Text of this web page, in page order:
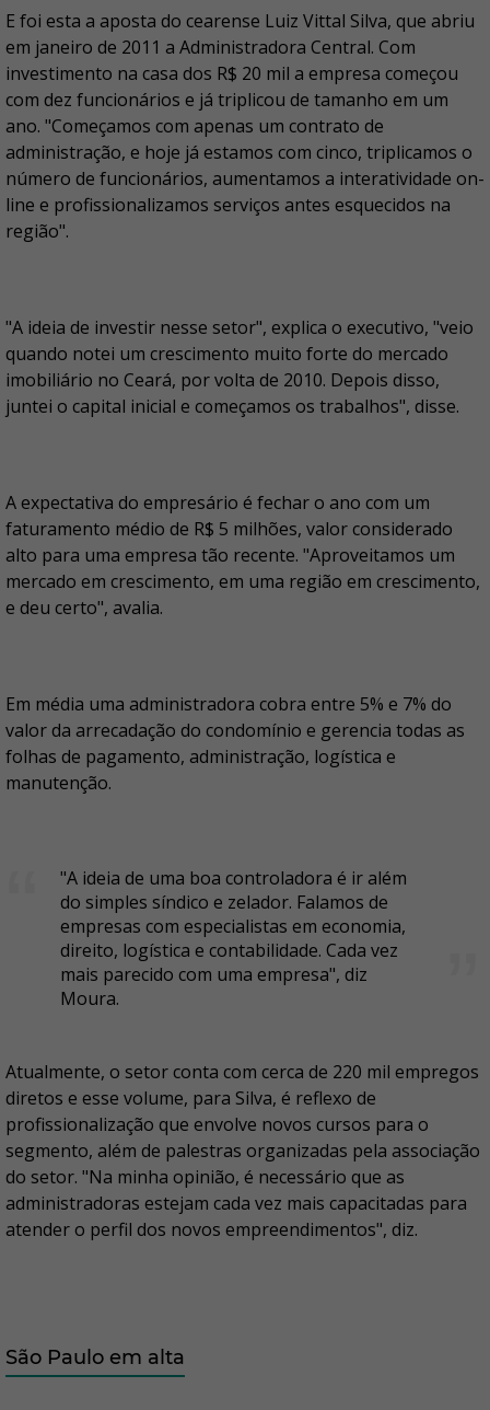
E foi esta a aposta do cearense Luiz Vittal Silva, que abriu
em janeiro de 2011 a Administradora Central. Com
investimento na casa dos R$ 20 mil a empresa começou
com dez funcionários e já triplicou de tamanho em um
ano. "Começamos com apenas um contrato de
administração, e hoje já estamos com cinco, triplicamos o
número de funcionários, aumentamos a interatividade on-
line e profissionalizamos serviços antes esquecidos na
região".
"A ideia de investir nesse setor", explica o executivo, "veio
quando notei um crescimento muito forte do mercado
imobiliário no Ceará, por volta de 2010. Depois disso,
juntei o capital inicial e começamos os trabalhos", disse.
A expectativa do empresário é fechar o ano com um
faturamento médio de R$ 5 milhões, valor considerado
alto para uma empresa tão recente. "Aproveitamos um
mercado em crescimento, em uma região em crescimento,
e deu certo", avalia.
Em média uma administradora cobra entre 5% e 7% do
valor da arrecadação do condomínio e gerencia todas as
folhas de pagamento, administração, logística e
manutenção.
"A ideia de uma boa controladora é ir além
do simples síndico e zelador. Falamos de
empresas com especialistas em economia,
direito, logística e contabilidade. Cada vez
mais parecido com uma empresa", diz
Moura.
Atualmente, o setor conta com cerca de 220 mil empregos
diretos e esse volume, para Silva, é reflexo de
profissionalização que envolve novos cursos para o
segmento, além de palestras organizadas pela associação
do setor. "Na minha opinião, é necessário que as
administradoras estejam cada vez mais capacitadas para
atender o perfil dos novos empreendimentos", diz.
São Paulo em alta